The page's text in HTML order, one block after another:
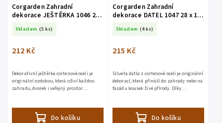
Corgarden Zahradní
dekorace JEŠTĚRKA 1046 23
Skladem (5 ks)
212 Kč
Do košíku
Dekorativní ještěrka cortenové oceli je
originální ozdobou, která oživí každou
zahradu, dvorek i veřejný prostor.
Corgarden Zahradní
dekorace DATEL 1047 28 x 18
Skladem (4 ks)
215 Kč
Do košíku
Silueta datla z cortenové oceli je originální
dekorací, která přináší do zahrady nebo na
fasádu kousek živé přírody. Díky